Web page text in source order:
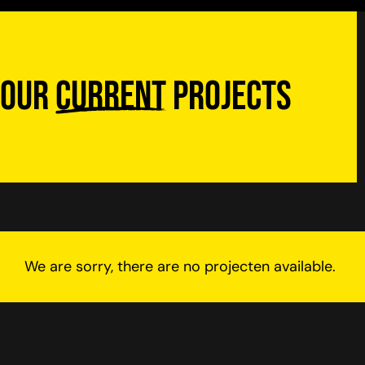
Ourcurrentprojects
We are sorry, there are no projecten available.